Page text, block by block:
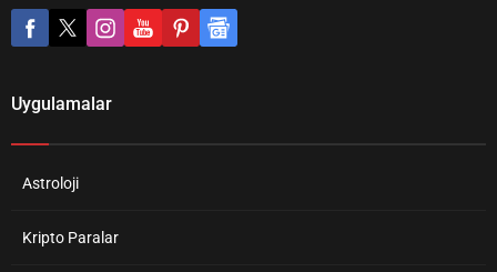
Uygulamalar
Astroloji
Kripto Paralar